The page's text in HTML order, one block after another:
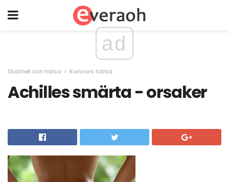
ad
Skönhet och hälsa Kvinnors hälsa
Achilles smärta - orsaker